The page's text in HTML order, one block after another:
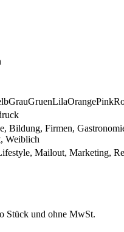
GrauGruenLilaOrangePink
Bildung, Firmen,
Weiblich
Mailout, Marketing,
Stück und ohne MwSt.